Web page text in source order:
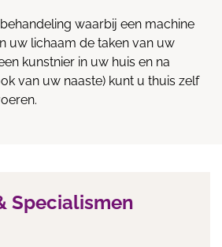
waarbij een machine
uw lichaam de taken van uw
kunstnier in uw huis en na
van uw naaste) kunt u thuis zelf
Specialismen